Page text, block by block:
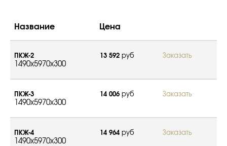
Название Цена
ПКЖ-2
1490x5970x300
13 592 руб Заказать
ПКЖ-3
1490x5970x300
14 006 руб Заказать
ПКЖ-4
1490x5970x300
14 964 руб Заказать